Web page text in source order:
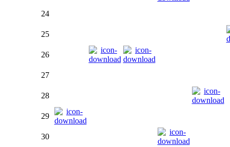
24
25
26
27
28
29
30